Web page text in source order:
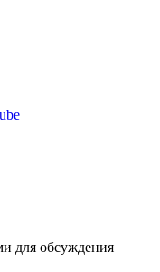
для обсуждения